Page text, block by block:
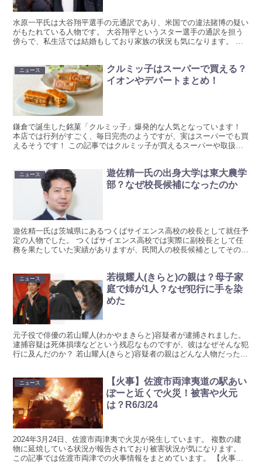
水原一平氏は大谷翔平選手の元通訳であり、米国での違法賭博の疑い
がもたれている人物です。 大谷翔平というスター選手の通訳を担う
傍らで、私生活では結婚もしており家族の状況も気になります。 こ
ニュース
クルミッ子はスーパーで買える？
イオンやデパートまとめ！
鎌倉で誕生した銘菓「クルミッ子」爆発的な人気となっています！
本店では行列がすごく、毎日完売のようですが、実はスーパーでも買
えるそうです！ この記事ではクルミッ子が買えるスーパーや取扱店
ニュース
遊佐精一氏の出身大学は東大農学
部？なぜ校長候補になったのか
遊佐精一氏は茨城県にあるつくばサイエンス高校の校長として就任予
定の人物でした。 つくばサイエンス高校では実際に副校長として任
務を果たしていた実績がありますが、民間人の校長候補としてその経
ニュース
若槻耀人(きらと)の親は？母子家
庭で姉が1人？なぜ犯行に手を染
めた
元子役で俳優の若山耀人(わかやまきらと)容疑者が逮捕されました。
逮捕容疑は死体損壊などという残忍なものですが、彼はなぜそんな犯
行に及んだのか？ 若山耀人(きらと)容疑者の親はどんな人物だったの
ニュース
【火事】佐渡市両津夷道の駅あい
ぽーと近くで火災！被害や火元
は？R6/3/24
2024年3月24日、佐渡市両津夷で火災が発生しています。 複数の建
物に延焼している状況が報告されており被害状況が気になります。
この記事では佐渡市両津での火事情報をまとめています。 【火事】